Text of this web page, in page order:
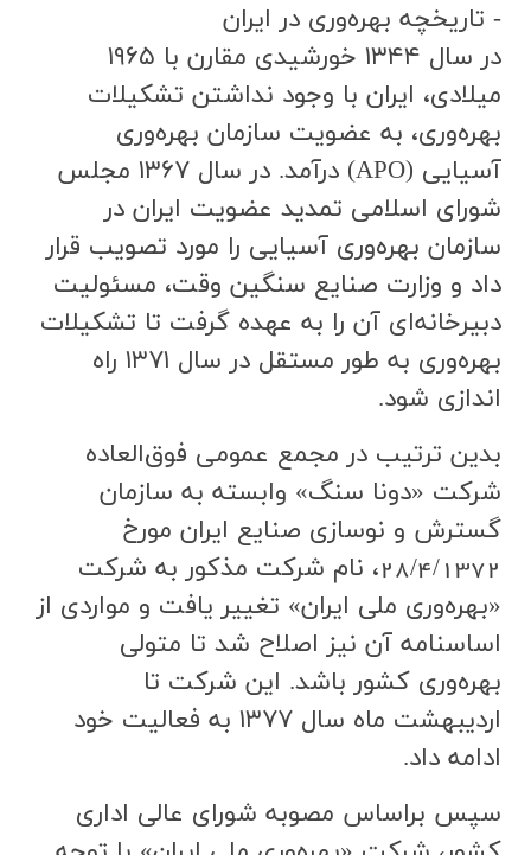
- تاريخچه بهره‌وري در ايران
در سال ۱۳۴۴ خورشيدي مقارن با ۱۹۶۵
ميلادي، ايران با وجود نداشتن تشكيلات
بهره‌وري، به عضويت سازمان بهره‌وري
آسيايي (APO) درآمد. در سال ۱۳۶۷ مجلس
شوراي اسلامي تمديد عضويت ايران در
سازمان بهره‌وري آسيايي را مورد تصويب قرار
داد و وزارت صنايع سنگين وقت، مسئوليت
دبيرخانه‌اي آن را به عهده گرفت تا تشكيلات
بهره‌وري به طور مستقل در سال ۱۳۷۱ راه
اندازي شود.
بدين ترتيب در مجمع عمومي فوق‌العاده
شركت «دونا سنگ» وابسته به سازمان
گسترش و نوسازي صنايع ايران مورخ
28/4/1372، نام شركت مذكور به شركت
«بهره‌وري ملي ايران» تغيير يافت و مواردي از
اساسنامه آن نيز اصلاح شد تا متولي
بهره‌وري كشور باشد. اين شركت تا
ارديبهشت ماه سال ۱۳۷۷ به فعاليت خود
ادامه داد.
سپس براساس مصوبه شوراي عالي اداري